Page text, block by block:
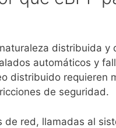
distribuida y
automáticos y
distribuido requieren
de seguridad.
red, llamadas al